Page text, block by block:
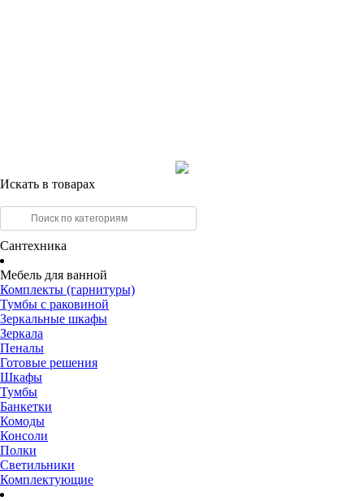
Искать в товарах
Сантехника
Мебель для ванной
Комплекты (гарнитуры)
Тумбы с раковиной
Зеркальные шкафы
Зеркала
Пеналы
Готовые решения
Шкафы
Тумбы
Банкетки
Комоды
Консоли
Полки
Светильники
Комплектующие